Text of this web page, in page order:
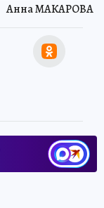
Анна МАКАРОВА